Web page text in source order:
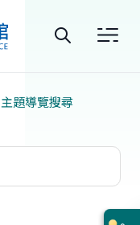
站
尋
主題導覽搜尋